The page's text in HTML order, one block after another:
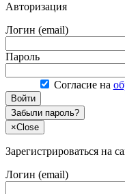
Авторизация
Логин (email)
Пароль
Согласие на
Войти
Забыли пароль?
×Close
Зарегистрироваться на
Логин (email)